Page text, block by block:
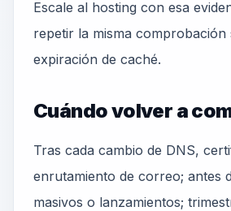
Escale al hosting con esa
repetir la misma comprobación
expiración de caché.
Cuándo volver a
Tras cada cambio de DNS,
enrutamiento de correo; antes
masivos o lanzamientos;